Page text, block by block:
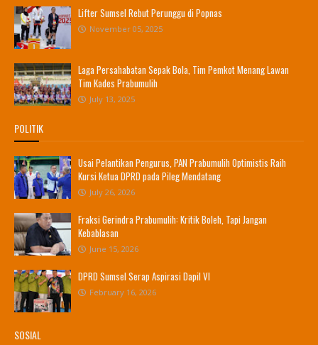
Lifter Sumsel Rebut Perunggu di Popnas
November 05, 2025
Laga Persahabatan Sepak Bola, Tim Pemkot Menang Lawan
Tim Kades Prabumulih
July 13, 2025
POLITIK
Usai Pelantikan Pengurus, PAN Prabumulih Optimistis Raih
Kursi Ketua DPRD pada Pileg Mendatang
July 26, 2026
Fraksi Gerindra Prabumulih: Kritik Boleh, Tapi Jangan
Kebablasan
June 15, 2026
DPRD Sumsel Serap Aspirasi Dapil VI
February 16, 2026
SOSIAL